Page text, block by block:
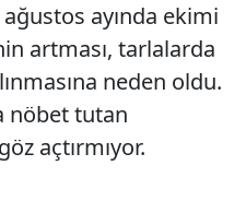
ayında ekimi
artması, tarlalarda
neden oldu.
nöbet tutan
açtırmıyor.